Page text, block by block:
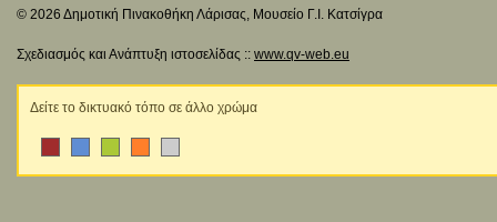
© 2026 Δημοτική Πινακοθήκη Λάρισας, Μουσείο Γ.Ι. Κατσίγρα
Σχεδιασμός και Ανάπτυξη ιστοσελίδας :: www.qv-web.eu
Δείτε το δικτυακό τόπο σε άλλο χρώμα